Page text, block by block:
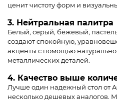
ценит чистоту форм и
3. Нейтральная палитра
Белый, серый, бежевый,
создают спокойную,
акценты с помощью
металлических деталей.
4. Качество выше
Лучше один надежный стол от
несколько дешевых аналогов.